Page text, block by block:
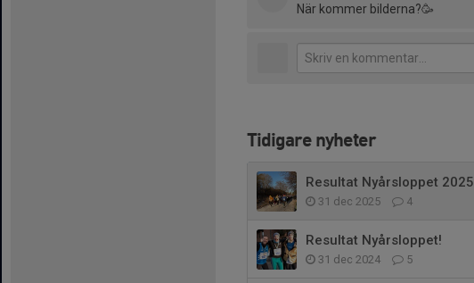
När kommer bilderna?🥳
Tidigare nyheter
Resultat Nyårsloppet 2025
31 dec 2025 4
Resultat Nyårsloppet!
31 dec 2024 5